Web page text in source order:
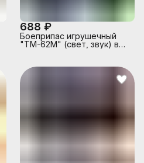
688 ₽
Боеприпас игрушечный
"ТМ-62М" (свет, звук) в